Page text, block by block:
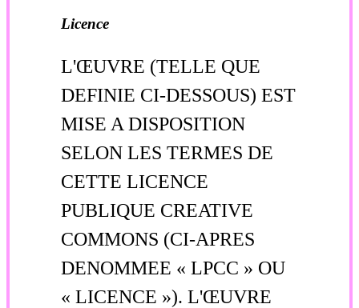
Licence
L'ŒUVRE (TELLE QUE
DEFINIE CI-DESSOUS) EST
MISE A DISPOSITION
SELON LES TERMES DE
CETTE LICENCE
PUBLIQUE CREATIVE
COMMONS (CI-APRES
DENOMMEE « LPCC » OU
« LICENCE »). L'ŒUVRE